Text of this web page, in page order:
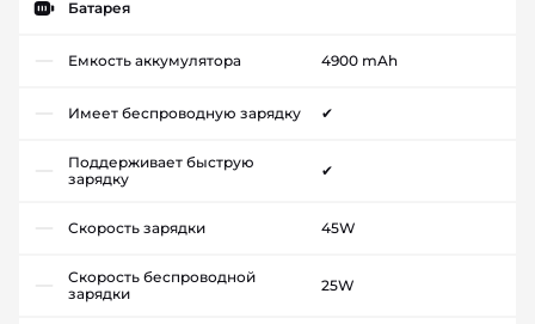
Батарея
Емкость аккумулятора 4900 mAh
Имеет беспроводную зарядку ✔
Поддерживает быструю
зарядку
✔
Скорость зарядки 45W
Скорость беспроводной
зарядки
25W